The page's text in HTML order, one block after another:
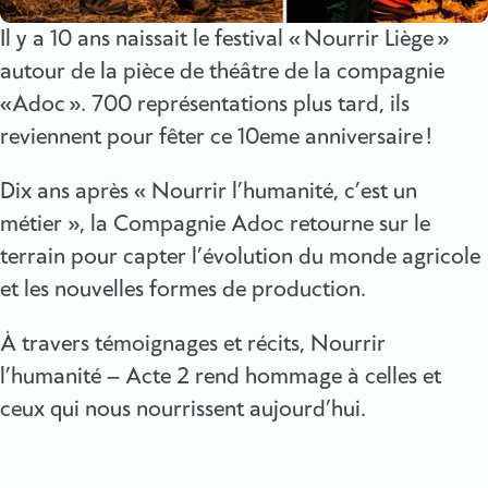
Il y a 10 ans naissait le festival « Nourrir Liège »
autour de la pièce de théâtre de la compagnie
«Adoc ». 700 représentations plus tard, ils
reviennent pour fêter ce 10eme anniversaire !
Dix ans après « Nourrir l’humanité, c’est un
métier », la Compagnie Adoc retourne sur le
terrain pour capter l’évolution du monde agricole
et les nouvelles formes de production.
À travers témoignages et récits, Nourrir
l’humanité – Acte 2 rend hommage à celles et
ceux qui nous nourrissent aujourd’hui.